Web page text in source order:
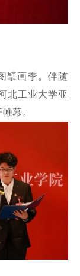
擘画季。伴随
北工业大学亚
幕。